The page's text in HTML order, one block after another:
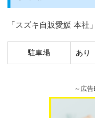
「スズキ自販愛媛 本社
駐車場 あり
～広